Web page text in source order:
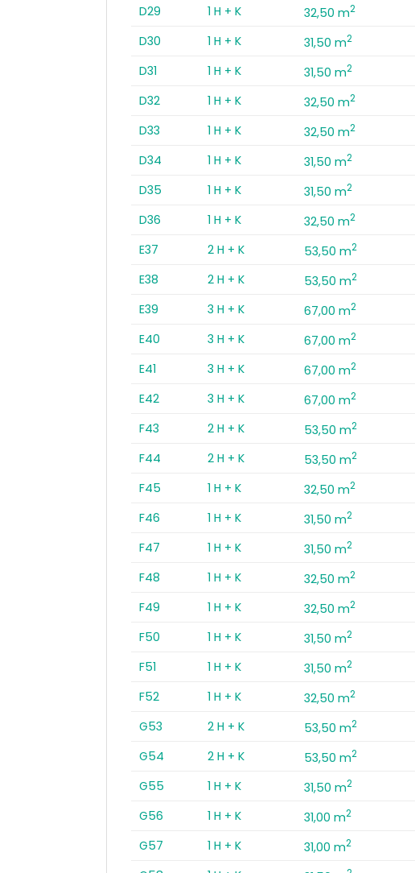
D29
1 H + K 32,50 m2
D30
1 H + K 31,50 m2
D31
1 H + K 31,50 m2
D32
1 H + K 32,50 m2
D33
1 H + K 32,50 m2
D34
1 H + K 31,50 m2
D35
1 H + K 31,50 m2
D36
1 H + K 32,50 m2
E37
2 H + K 53,50 m2
E38
2 H + K 53,50 m2
E39
3 H + K 67,00 m2
E40
3 H + K 67,00 m2
E41
3 H + K 67,00 m2
E42
3 H + K 67,00 m2
F43
2 H + K 53,50 m2
F44
2 H + K 53,50 m2
F45
1 H + K 32,50 m2
F46
1 H + K 31,50 m2
F47
1 H + K 31,50 m2
F48
1 H + K 32,50 m2
F49
1 H + K 32,50 m2
F50
1 H + K 31,50 m2
F51
1 H + K 31,50 m2
F52
1 H + K 32,50 m2
G53
2 H + K 53,50 m2
G54
2 H + K 53,50 m2
G55
1 H + K 31,50 m2
G56
1 H + K 31,00 m2
G57
1 H + K 31,00 m2